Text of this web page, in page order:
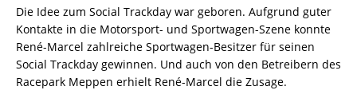
Die Idee zum Social Trackday war geboren. Aufgrund guter
Kontakte in die Motorsport- und Sportwagen-Szene konnte
René-Marcel zahlreiche Sportwagen-Besitzer für seinen
Social Trackday gewinnen. Und auch von den Betreibern des
Racepark Meppen erhielt René-Marcel die Zusage.